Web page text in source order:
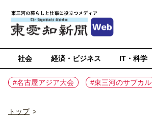
社会 経済・ビジネス IT・科学
#名古屋アジア大会 #東三河のサブカル
トップ >